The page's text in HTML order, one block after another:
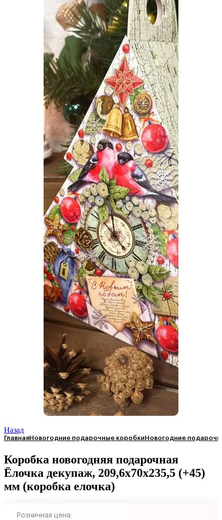
Назад
ГлавнаяНовогодние подарочные коробкиНовогодние
Коробка новогодняя подарочная
Ёлочка декупаж, 209,6х70х235,5 (+45)
мм (коробка елочка)
Розничная цена: